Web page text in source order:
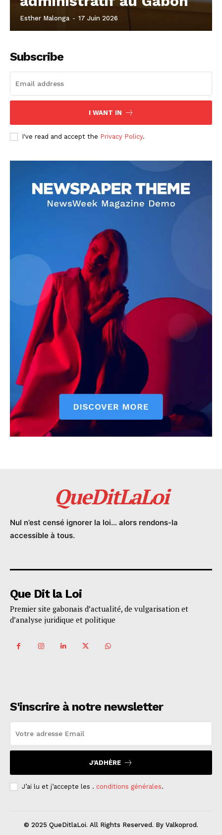
Esther Malonga - 17 Juin 2026
Subscribe
I WANT IN
I've read and accept the Privacy Policy.
QueDitLaLoi
Nul n’est censé ignorer la loi… alors rendons-la
accessible à tous.
Que Dit la Loi
Premier site gabonais d’actualité, de vulgarisation et
d’analyse juridique et politique
S'inscrire à notre newsletter
J'ADHÈRE
J’ai lu et j’accepte les . conditions générales.
© 2025 QueDitlaLoi. All Rights Reserved. By Valkoprod.